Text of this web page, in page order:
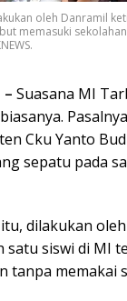
oleh Danramil
memasuki
– Suasana MI
Cku Yanto
sepatu pada
dilakukan
satu siswi di MI
tanpa memakai